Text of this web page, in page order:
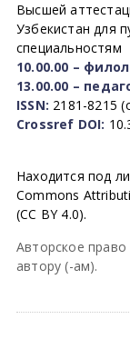
Высшей
Узбекистан для
специальностям
10.00.00 –
13.00.00 –
ISSN: 2181-8215
Crossref DOI:
Находится под
Commons
(CC BY 4.0).
Авторское
автору (-ам).